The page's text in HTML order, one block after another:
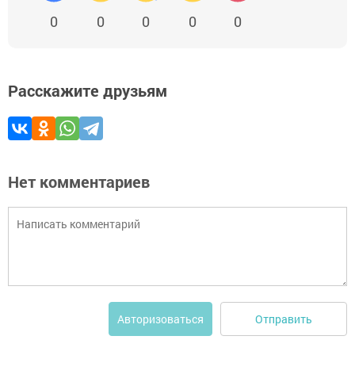
0 0 0 0 0
Расскажите друзьям
Нет комментариев
Авторизоваться Отправить